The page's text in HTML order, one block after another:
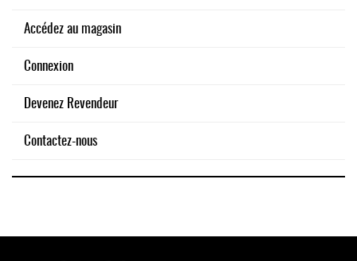
Accédez au magasin
Connexion
Devenez Revendeur
Contactez-nous